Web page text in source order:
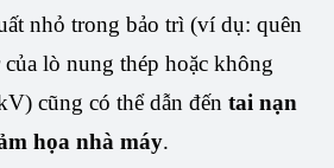
nhỏ trong bảo trì (ví dụ: quên
lò nung thép hoặc không
cũng có thể dẫn đến tai nạn
họa nhà máy.